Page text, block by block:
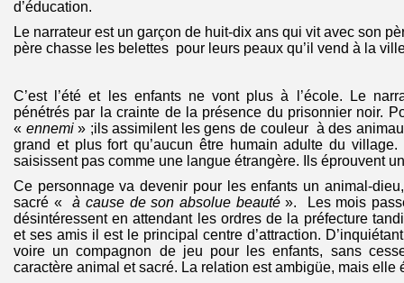
d’éducation.
Le narrateur est un garçon de huit-dix ans qui vit avec son
père chasse les belettes pour leurs peaux qu’il vend à la
C’est l’été et les enfants ne vont plus à l’école. Le
pénétrés par la crainte de la présence du prisonnier noir.
« ennemi» ;ils assimilent les gens de couleur à des
grand et plus fort qu’aucun être humain adulte du
saisissent pas comme une langue étrangère. Ils éprouvent
Ce personnage va devenir pour les enfants un animal-
sacré «à cause de son absolue beauté». Les mois
désintéressent en attendant les ordres de la préfecture
et ses amis il est le principal centre d’attraction.
voire un compagnon de jeu pour les enfants, sans
caractère animal et sacré. La relation est ambigüe, mais